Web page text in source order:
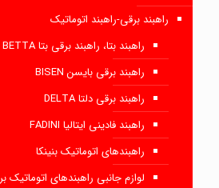
راهبند برقی-راهبند اتوماتیک
راهبند بتا، راهبند برقی بتا BETTA
راهبند برقی بایسن BISEN
راهبند برقی دلتا DELTA
راهبند فادینی ایتالیا FADINI
راهبندهای اتوماتیک بنینکا
لوازم جانبی راهبندهای اتوماتیک